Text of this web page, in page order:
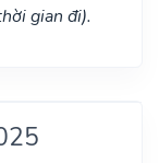
gian đi).